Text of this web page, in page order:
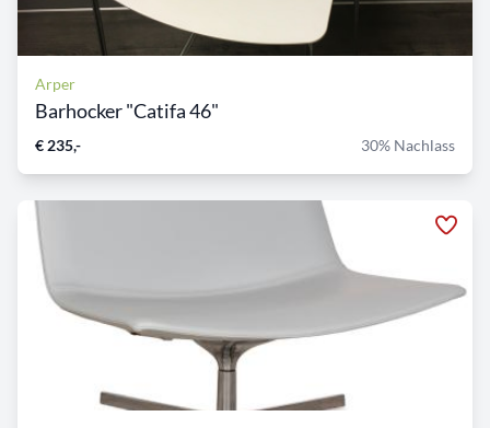
Arper
Barhocker "Catifa 46"
€ 235,- 30% Nachlass